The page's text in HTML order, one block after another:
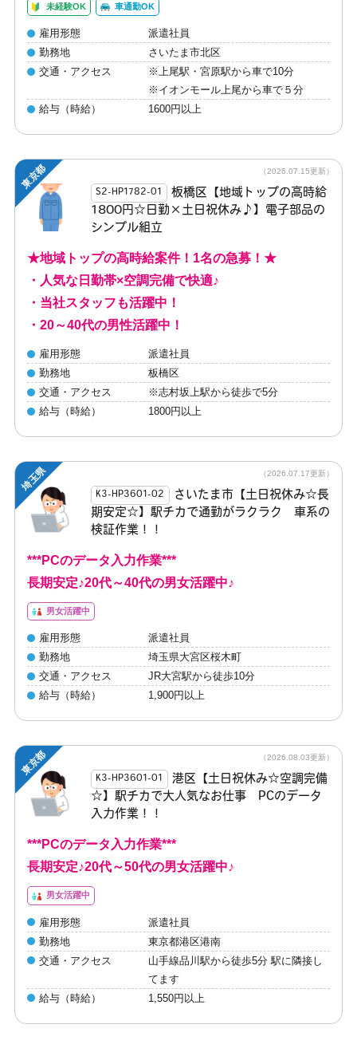
未経験OK 車通勤OK
雇用形態
派遣社員
勤務地
さいたま市北区
交通・アクセス
※上尾駅・宮原駅から車で10分
※イオンモール上尾から車で５分
給与（時給）
1600円以上
S2-HP1782-01
板橋区【地域トップの高時給
1800円☆日勤×土日祝休み♪】電子部品の
シンプル組立
★地域トップの高時給案件！1名の急募！★
・人気な日勤帯×空調完備で快適♪
・当社スタッフも活躍中！
・20～40代の男性活躍中！
雇用形態
派遣社員
勤務地
板橋区
交通・アクセス
※志村坂上駅から徒歩で5分
給与（時給）
1800円以上
（2026.07.15更新）
東京都
K3-HP3601-02
さいたま市【土日祝休み☆長
期安定☆】駅チカで通勤がラクラク 車系の
検証作業！！
***PCのデータ入力作業***
長期安定♪20代～40代の男女活躍中♪
男女活躍中
雇用形態
派遣社員
勤務地
埼玉県大宮区桜木町
交通・アクセス
JR大宮駅から徒歩10分
給与（時給）
1,900円以上
（2026.07.17更新）
埼玉県
K3-HP3601-01
港区【土日祝休み☆空調完備
☆】駅チカで大人気なお仕事 PCのデータ
入力作業！！
***PCのデータ入力作業***
長期安定♪20代～50代の男女活躍中♪
男女活躍中
雇用形態
派遣社員
勤務地
東京都港区港南
交通・アクセス
山手線品川駅から徒歩5分 駅に隣接し
てます
給与（時給）
1,550円以上
（2026.08.03更新）
東京都